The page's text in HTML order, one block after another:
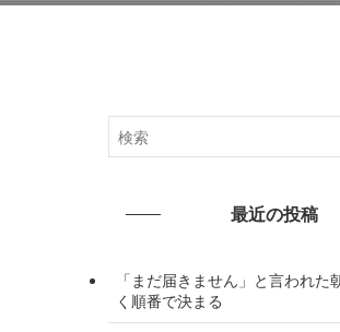
最近の投稿
「まだ届きません」と言われた
く順番で決まる